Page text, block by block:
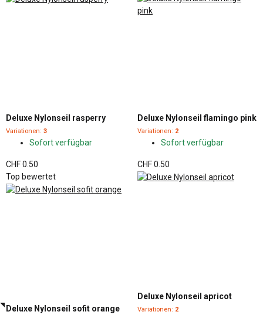
Deluxe Nylonseil rasperry
Variationen: 3
Sofort verfügbar
CHF 0.50
Deluxe Nylonseil flamingo pink
Variationen: 2
Sofort verfügbar
CHF 0.50
Top bewertet
Deluxe Nylonseil sofit orange
Deluxe Nylonseil apricot
Variationen: 2